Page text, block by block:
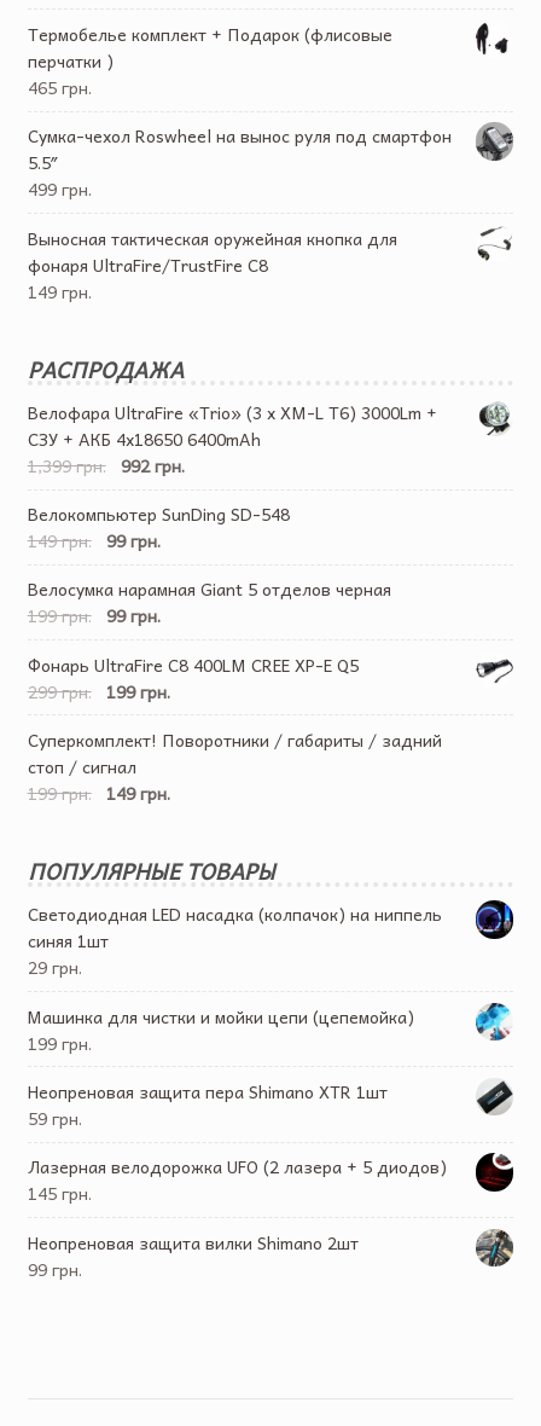
Термобелье комплект + Подарок (флисовые
перчатки )
465 грн.
Cумка-чехол Roswheel на вынос руля под смартфон
5.5″
499 грн.
Выносная тактическая оружейная кнопка для
фонаря UltraFire/TrustFire C8
149 грн.
РАСПРОДАЖА
Велофара UltraFire «Trio» (3 x XM-L T6) 3000Lm +
СЗУ + АКБ 4х18650 6400mAh
1,399 грн. 992 грн.
Велокомпьютер SunDing SD-548
149 грн. 99 грн.
Велосумка нарамная Giant 5 отделов черная
199 грн. 99 грн.
Фонарь UltraFire C8 400LM CREE XP-E Q5
299 грн.
199 грн.
Суперкомплект! Поворотники / габариты / задний
стоп / сигнал
199 грн.
149 грн.
ПОПУЛЯРНЫЕ ТОВАРЫ
Светодиодная LED насадка (колпачок) на ниппель
синяя 1шт
29 грн.
Машинка для чистки и мойки цепи (цепемойка)
199 грн.
Неопреновая защита пера Shimano XTR 1шт
59 грн.
Лазерная велодорожка UFO (2 лазера + 5 диодов)
145 грн.
Неопреновая защита вилки Shimano 2шт
99 грн.